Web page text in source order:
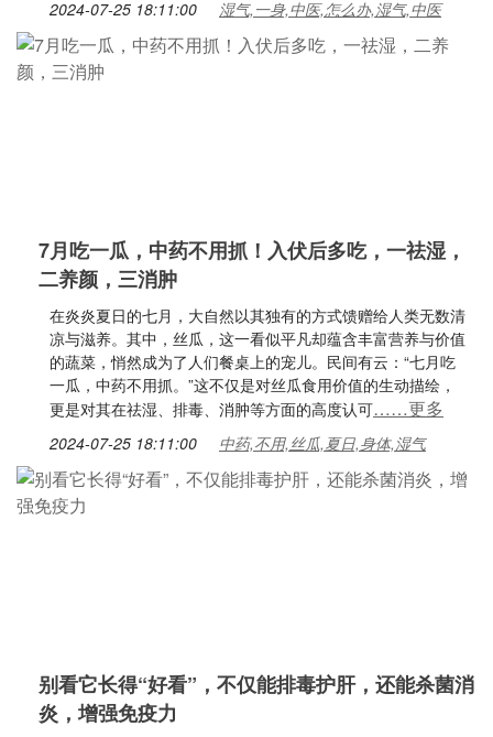
2024-07-25 18:11:00 湿气,一身,中医,怎么办,湿气,中医
7月吃一瓜，中药不用抓！入伏后多吃，一祛湿，
二养颜，三消肿
在炎炎夏日的七月，大自然以其独有的方式馈赠给人类无数清
凉与滋养。其中，丝瓜，这一看似平凡却蕴含丰富营养与价值
的蔬菜，悄然成为了人们餐桌上的宠儿。民间有云：“七月吃
一瓜，中药不用抓。”这不仅是对丝瓜食用价值的生动描绘，
更是对其在祛湿、排毒、消肿等方面的高度认可……更多
2024-07-25 18:11:00 中药,不用,丝瓜,夏日,身体,湿气
别看它长得“好看”，不仅能排毒护肝，还能杀菌消
炎，增强免疫力